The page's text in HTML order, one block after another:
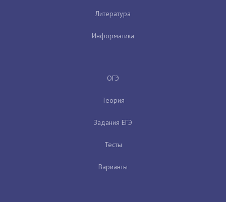
Литература
Информатика
ОГЭ
Теория
Задания ЕГЭ
Тесты
Варианты